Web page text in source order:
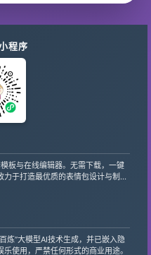
程序
板与在线编辑器。无需下载，一键
于打造最优质的表情包设计与制作
现。
炼”大模型AI技术生成，并已嵌入隐
使用，严禁任何形式的商业用途。